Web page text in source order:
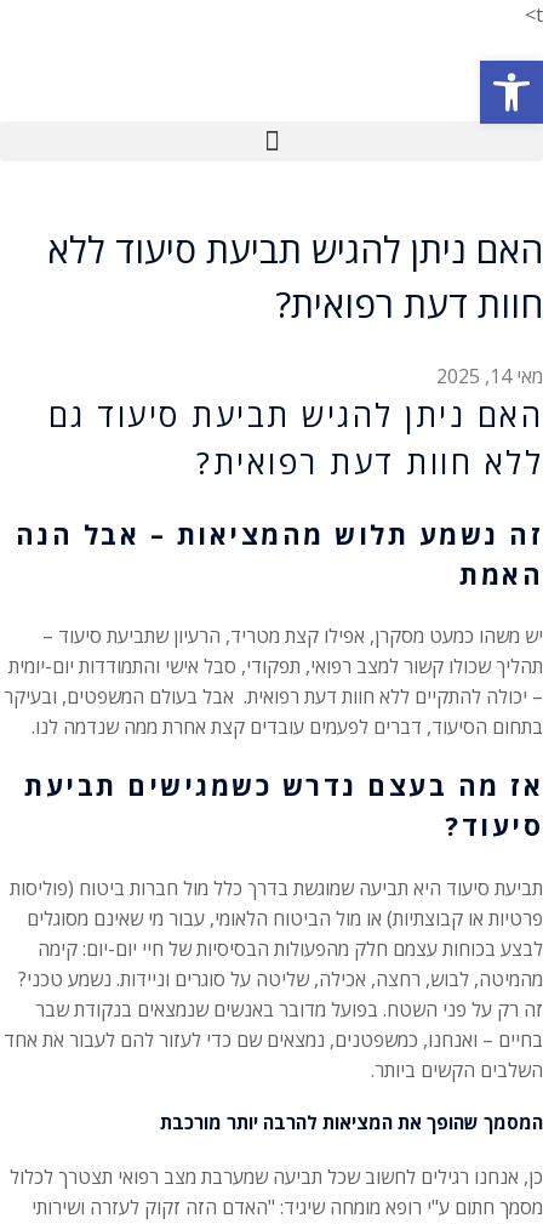
t>
האם ניתן להגיש תביעת סיעוד ללא
חוות דעת רפואית?
מאי 14, 2025
האם ניתן להגיש תביעת סיעוד גם
ללא חוות דעת רפואית?
זה נשמע תלוש מהמציאות – אבל הנה
האמת
יש משהו כמעט מסקרן, אפילו קצת מטריד, הרעיון שתביעת סיעוד –
תהליך שכולו קשור למצב רפואי, תפקודי, סבל אישי והתמודדות יום-יומית
– יכולה להתקיים ללא חוות דעת רפואית. אבל בעולם המשפטים, ובעיקר
בתחום הסיעוד, דברים לפעמים עובדים קצת אחרת ממה שנדמה לנו.
אז מה בעצם נדרש כשמגישים תביעת
סיעוד?
תביעת סיעוד היא תביעה שמוגשת בדרך כלל מול חברות ביטוח (פוליסות
פרטיות או קבוצתיות) או מול הביטוח הלאומי, עבור מי שאינם מסוגלים
לבצע בכוחות עצמם חלק מהפעולות הבסיסיות של חיי יום-יום: קימה
מהמיטה, לבוש, רחצה, אכילה, שליטה על סוגרים וניידות. נשמע טכני?
זה רק על פני השטח. בפועל מדובר באנשים שנמצאים בנקודת שבר
בחיים – ואנחנו, כמשפטנים, נמצאים שם כדי לעזור להם לעבור את אחד
השלבים הקשים ביותר.
המסמך שהופך את המציאות להרבה יותר מורכבת
כן, אנחנו רגילים לחשוב שכל תביעה שמערבת מצב רפואי תצטרך לכלול
מסמך חתום ע"י רופא מומחה שיגיד: "האדם הזה זקוק לעזרה ושירותי
פתח סרגל נגישות